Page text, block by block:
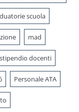
scuola
mad
stipendio docenti
Personale ATA